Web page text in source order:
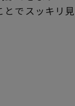
とでスッキリ